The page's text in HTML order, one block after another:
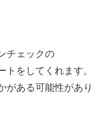
チェックの
をしてくれます。
がある可能性があり